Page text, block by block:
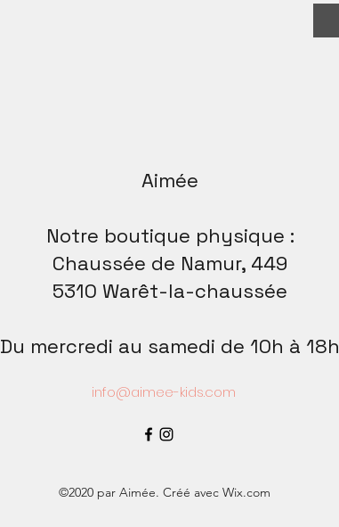
Aimée
Notre boutique physique :
Chaussée de Namur, 449
5310 Warêt-la-chaussée
Du mercredi au samedi de 10h à 18h
info@aimee-kids.com
©2020 par Aimée. Créé avec Wix.com